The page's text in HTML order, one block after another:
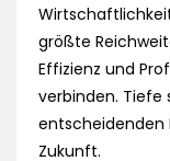
größte
Effizienz und
verbinden. Tiefe
entscheidenden
Zukunft.